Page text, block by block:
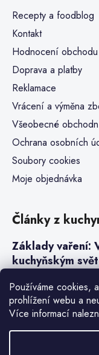
Používáme cookies,
prohlížení webu a
Více informací
Recepty a foodblog
Kontakt
Hodnocení obchodu
Doprava a platby
Reklamace
Vrácení a výměna
Všeobecné
Ochrana osobních
Soubory cookies
Moje objednávka
Články z
Základy vaření:
kuchyňským
Steaky a sous-
Jak vařit v